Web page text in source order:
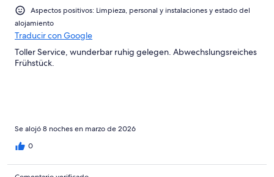
Aspectos positivos: Limpieza, personal y instalaciones y estado del
alojamiento
Traducir con Google
Toller Service, wunderbar ruhig gelegen. Abwechslungsreiches
Frühstück.
Se alojó 8 noches en marzo de 2026
0